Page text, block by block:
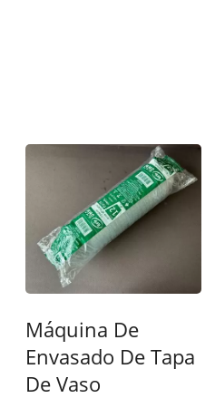
Máquina De
Envasado De Tapa
De Vaso